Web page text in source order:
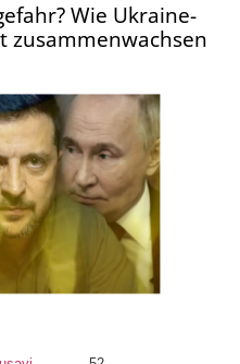
Wie Ukraine-
zusammenwachsen